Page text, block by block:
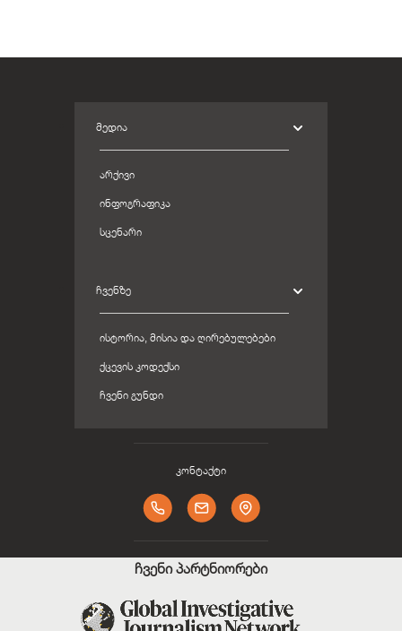
ᲛᲔᲓᲘᲐ
ᲐᲠᲥᲘᲕᲘ
ᲘᲜᲤᲝᲒᲠᲐᲤᲘᲙᲐ
ᲡᲪᲔᲜᲐᲠᲘ
ᲩᲕᲔᲜᲖᲔ
ᲘᲡᲢᲝᲠᲘᲐ, ᲛᲘᲡᲘᲐ ᲓᲐ ᲦᲘᲠᲔᲑᲣᲚᲔᲑᲔᲑᲘ
ᲥᲪᲔᲕᲘᲡ ᲙᲝᲓᲔᲥᲡᲘ
ᲩᲕᲔᲜᲘ ᲒᲣᲜᲓᲘ
კონტაქტი
ჩვენი პარტნიორები